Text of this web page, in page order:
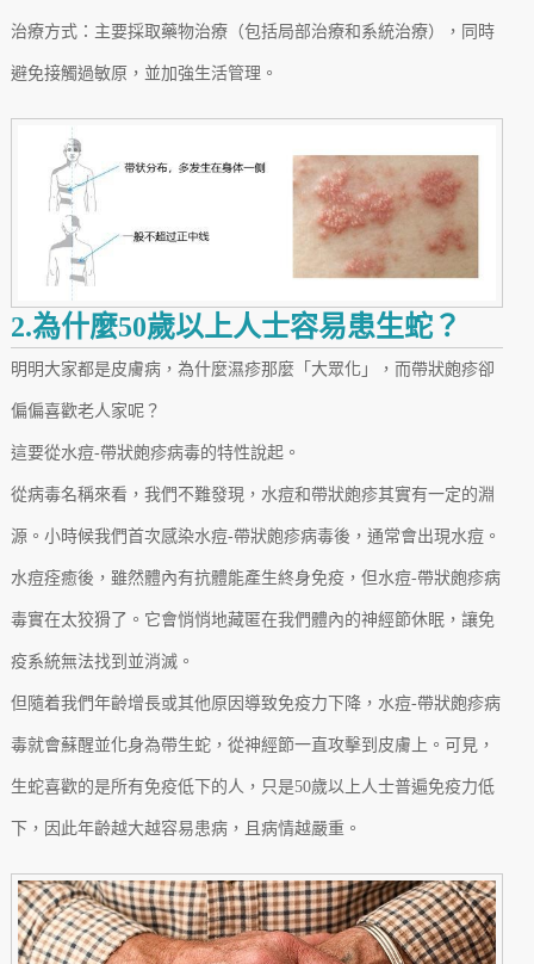
治療方式：主要採取藥物治療（包括局部治療和系統治療），同時
避免接觸過敏原，並加強生活管理。
2.為什麼50歲以上人士容易患生蛇？
明明大家都是皮膚病，為什麼濕疹那麼「大眾化」，而帶狀皰疹卻
偏偏喜歡老人家呢？
這要從水痘-帶狀皰疹病毒的特性說起。
從病毒名稱來看，我們不難發現，水痘和帶狀皰疹其實有一定的淵
源。小時候我們首次感染水痘-帶狀皰疹病毒後，通常會出現水痘。
水痘痊癒後，雖然體內有抗體能產生終身免疫，但水痘-帶狀皰疹病
毒實在太狡猾了。它會悄悄地藏匿在我們體內的神經節休眠，讓免
疫系統無法找到並消滅。
但隨着我們年齡增長或其他原因導致免疫力下降，水痘-帶狀皰疹病
毒就會蘇醒並化身為帶生蛇，從神經節一直攻擊到皮膚上。可見，
生蛇喜歡的是所有免疫低下的人，只是50歲以上人士普遍免疫力低
下，因此年齡越大越容易患病，且病情越嚴重。